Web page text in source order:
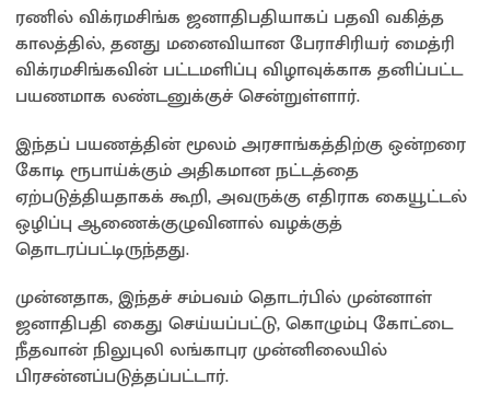
ரணில் விக்ரமசிங்க ஜனாதிபதியாகப் பதவி வகித்த
காலத்தில், தனது மனைவியான பேராசிரியர் மைத்ரி
விக்ரமசிங்கவின் பட்டமளிப்பு விழாவுக்காக தனிப்பட்ட
பயணமாக லண்டனுக்குச் சென்றுள்ளார்.
இந்தப் பயணத்தின் மூலம் அரசாங்கத்திற்கு ஒன்றரை
கோடி ரூபாய்க்கும் அதிகமான நட்டத்தை
ஏற்படுத்தியதாகக் கூறி, அவருக்கு எதிராக கையூட்டல்
ஒழிப்பு ஆணைக்குழுவினால் வழக்குத்
தொடரப்பட்டிருந்தது.
முன்னதாக, இந்தச் சம்பவம் தொடர்பில் முன்னாள்
ஜனாதிபதி கைது செய்யப்பட்டு, கொழும்பு கோட்டை
நீதவான் நிலுபுலி லங்காபுர முன்னிலையில்
பிரசன்னப்படுத்தப்பட்டார்.